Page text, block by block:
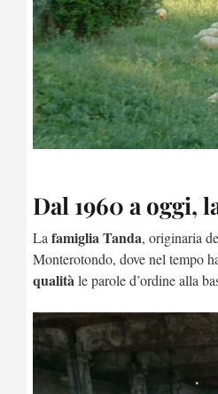
Dal 1960 a oggi,
Lafamiglia Tanda, originaria
Monterotondo, dove nel tempo
qualitàle parole d’ordine alla